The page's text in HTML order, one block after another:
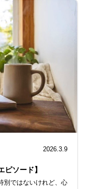
2026.3.9
ソード】
別ではないけれど、心